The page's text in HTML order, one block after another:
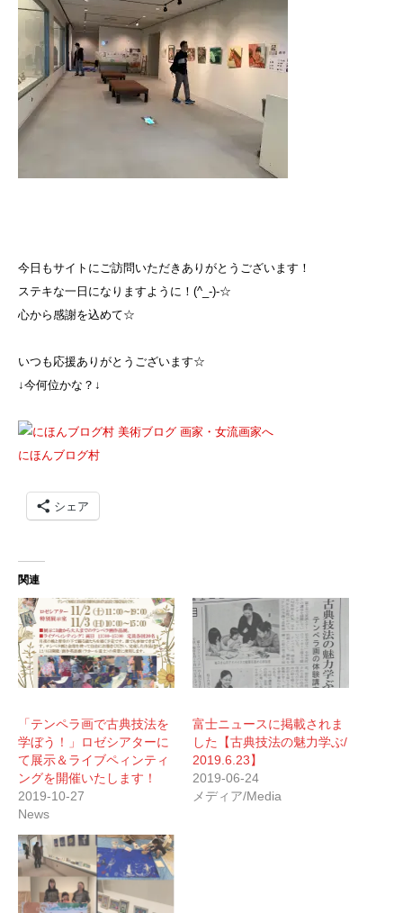
今日もサイトにご訪問いただきありがとうございます！
ステキな一日になりますように！(^_-)-☆
心から感謝を込めて☆
いつも応援ありがとうございます☆
↓今何位かな？↓
にほんブログ村
シェア
関連
「テンペラ画で古典技法を
学ぼう！」ロゼシアターに
て展示＆ライブペィンティ
ングを開催いたします！
2019-10-27
News
富士ニュースに掲載されま
した【古典技法の魅力学ぶ/
2019.6.23】
2019-06-24
メディア/Media